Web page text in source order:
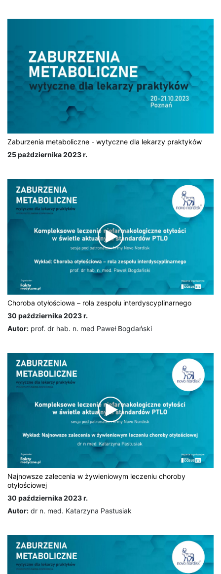
Zaburzenia metaboliczne - wytyczne dla lekarzy praktyków
25 października 2023 r.
Choroba otyłościowa – rola zespołu interdyscyplinarnego
30 października 2023 r.
Autor: prof. dr hab. n. med Paweł Bogdański
Najnowsze zalecenia w żywieniowym leczeniu choroby
otyłościowej
30 października 2023 r.
Autor: dr n. med. Katarzyna Pastusiak